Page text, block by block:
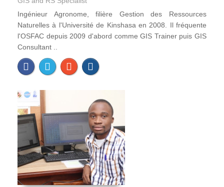
Ingénieur Agronome, filière Gestion des Ressources
Naturelles à l'Université de Kinshasa en 2008. Il fréquente
l'OSFAC depuis 2009 d'abord comme GIS Trainer puis GIS
Consultant ..